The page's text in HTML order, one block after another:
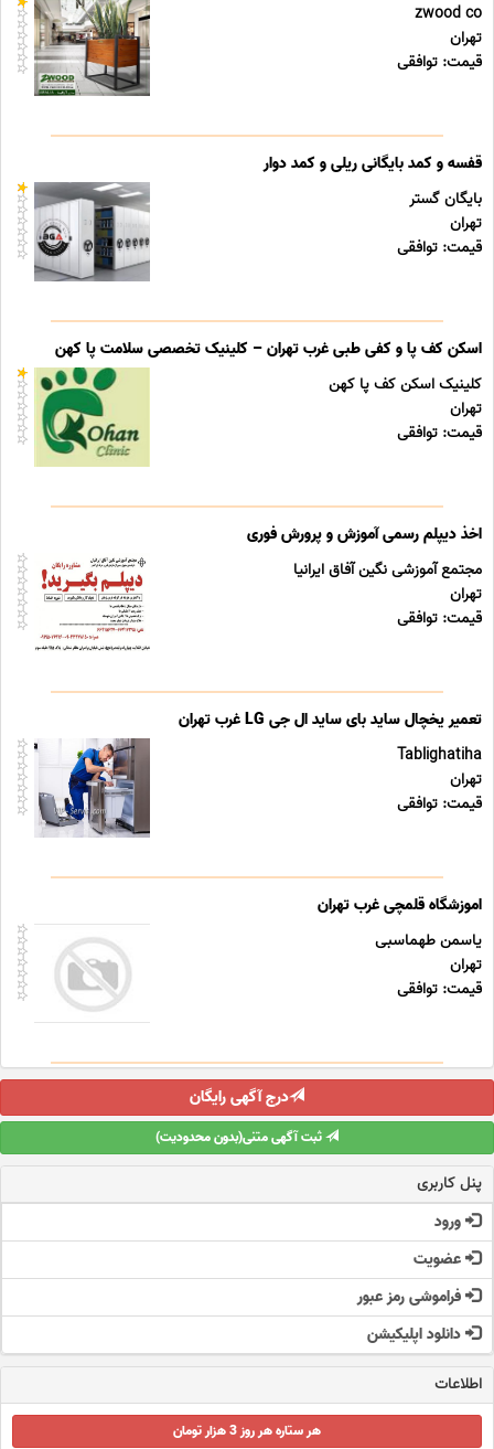
zwood co
تهران
قیمت: توافقی
قفسه و کمد بایگانی ریلی و کمد دوار
بایگان گستر
تهران
قیمت: توافقی
اسکن کف پا و کفی طبی غرب تهران – کلینیک تخصصی سلامت پا کهن
کلینیک اسکن کف پا کهن
تهران
قیمت: توافقی
اخذ دیپلم رسمی آموزش و پرورش فوری
مجتمع آموزشی نگین آفاق ایرانیا
تهران
قیمت: توافقی
تعمیر یخچال ساید بای ساید ال جی LG غرب تهران
Tablighatiha
تهران
قیمت: توافقی
اموزشگاه قلمچی غرب تهران
یاسمن طهماسبی
تهران
قیمت: توافقی
درج آگهی رایگان
ثبت آگهی متنی(بدون محدودیت)
پنل کاربری
ورود
عضویت
فراموشی رمز عبور
دانلود اپلیکیشن
اطلاعات
هر ستاره هر روز 3 هزار تومان